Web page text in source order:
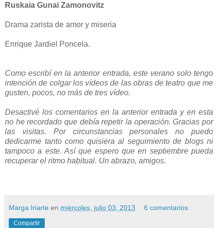
Ruskaia Gunai Zamonovitz
Drama zarista de amor y miseria
Enrique Jardiel Poncela.
Como escribí en la anterior entrada, este verano solo tengo
intención de colgar los vídeos de las obras de teatro que me
gusten, pocos, no más de tres vídeo.
Desactivé los comentarios en la anterior entrada y en esta
no he recordado que debía repetir la operación. Gracias por
las visitas. Por circunstancias personales no puedo
dedicarme tanto como quisiera al seguimiento de blogs ni
tampoco a este. Así que espero que en septiembre pueda
recuperar el ritmo habitual. Un abrazo, amigos.
Marga Iriarte en miércoles, julio 03, 2013 6 comentarios:
Compartir